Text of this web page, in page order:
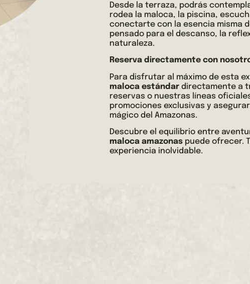
Desde la terraza, podrás
rodea la maloca, la piscina,
conectarte con la esencia misma
pensado para el descanso, la
naturaleza.
Reserva directamente con
Para disfrutar al máximo de esta
maloca estándar directamente a
reservas o nuestras líneas
promociones exclusivas y
mágico del Amazonas.
Descubre el equilibrio entre
maloca amazonas puede ofrecer.
experiencia inolvidable.